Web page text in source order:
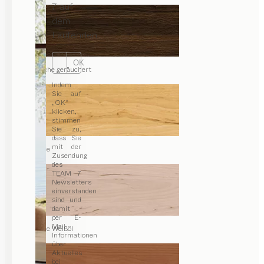
7 auf
dem
Laufenden.
OK
Indem
Sie auf
„OK“
klicken,
stimmen
Sie zu,
dass Sie
mit der
Zusendung
des
TEAM 7
Newsletters
einverstanden
sind und
damit
per E-
Mail
Informationen
über
Aktuelles
bei
Eiche geräuchert
Erle
Erle Weißöl